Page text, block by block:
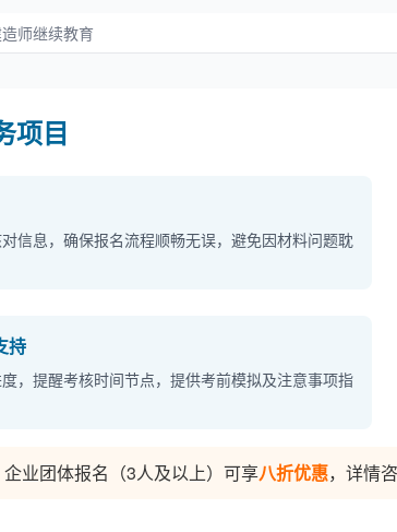
师继续教育
项目
信息，确保报名流程顺畅无误，避免因材料问题耽
持
，提醒考核时间节点，提供考前模拟及注意事项指
企业团体报名（3人及以上）可享八折优惠，详情